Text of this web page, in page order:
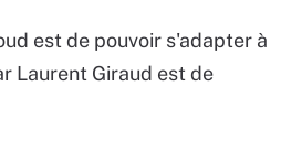
est de pouvoir s'adapter à
Laurent Giraud est de